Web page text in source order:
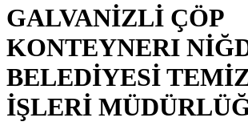
GALVANİZLİ ÇÖP
KONTEYNERI
BELEDİYESİ
İŞLERİ